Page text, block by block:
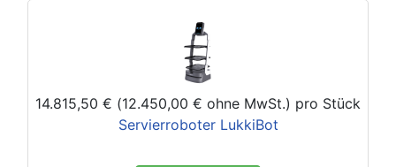
14.815,50 € (12.450,00 € ohne MwSt.) pro Stück
Servierroboter LukkiBot